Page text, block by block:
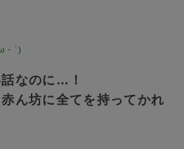
・´)
なのに…！
ん坊に全てを持ってかれ